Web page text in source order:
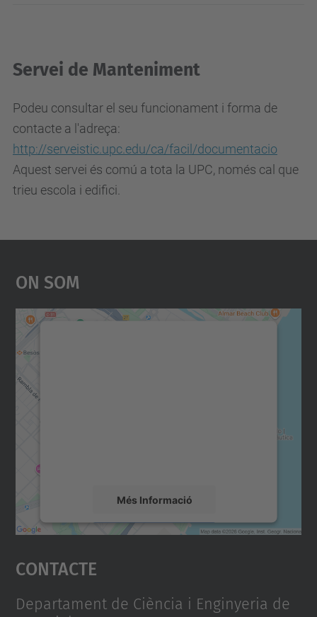
Servei de Manteniment
Podeu consultar el seu funcionament i forma de
contacte a l'adreça:
http://serveistic.upc.edu/ca/facil/documentacio
Aquest servei és comú a tota la UPC, només cal que
trieu escola i edifici.
On Som
Més Informació
Accepta
powered by
Contacte
Departament de Ciència i Enginyeria de